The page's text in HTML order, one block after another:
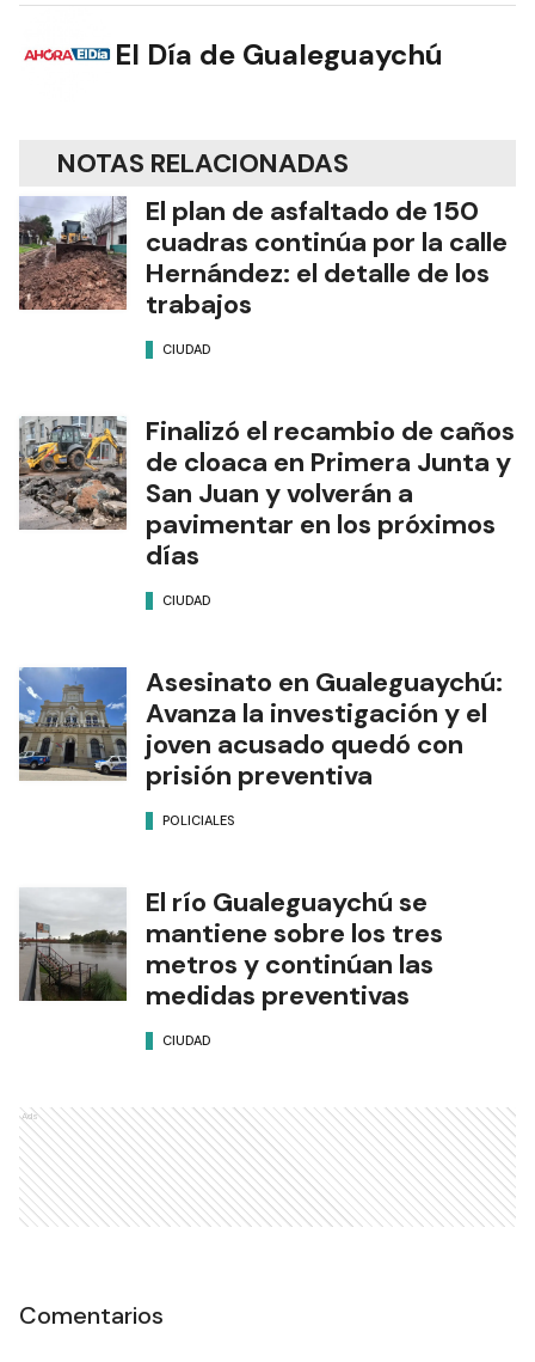
El Día de Gualeguaychú
NOTAS RELACIONADAS
El plan de asfaltado de 150
cuadras continúa por la calle
Hernández: el detalle de los
trabajos
CIUDAD
Finalizó el recambio de caños
de cloaca en Primera Junta y
San Juan y volverán a
pavimentar en los próximos
días
CIUDAD
Asesinato en Gualeguaychú:
Avanza la investigación y el
joven acusado quedó con
prisión preventiva
POLICIALES
El río Gualeguaychú se
mantiene sobre los tres
metros y continúan las
medidas preventivas
CIUDAD
Ads
Comentarios